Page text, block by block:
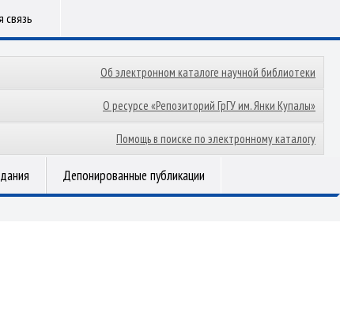
связь
Об электронном каталоге научной библиотеки
О ресурсе «Репозиторий ГрГУ им. Янки Купалы»
Помощь в поиске по электронному каталогу
Депонированные публикации